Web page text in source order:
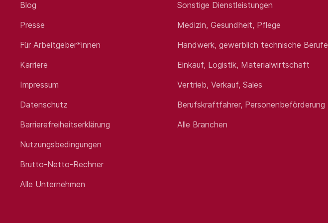
Blog
Presse
Für Arbeitgeber*innen
Karriere
Impressum
Datenschutz
Barrierefreiheitserklärung
Nutzungsbedingungen
Brutto-Netto-Rechner
Alle Unternehmen
Sonstige Dienstleistungen
Medizin, Gesundheit, Pflege
Handwerk, gewerblich technische Berufe
Einkauf, Logistik, Materialwirtschaft
Vertrieb, Verkauf, Sales
Berufskraftfahrer, Personenbeförderung
Alle Branchen